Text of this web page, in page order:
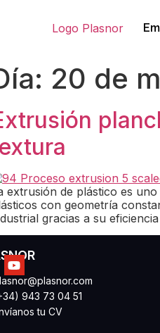
20 de
extrusión de plástico es
con geometría
gracias a su
943 73 04 51
tu CV